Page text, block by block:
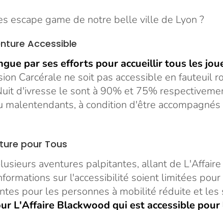
escape game de notre belle ville de Lyon ?
Accessible
par ses efforts pour accueillir tous les
Carcérale ne soit pas accessible en fauteuil
d'ivresse le sont à 90% et 75%
malentendants, à condition d'être
pour Tous
aventures palpitantes, allant de L'Affaire
sur l'accessibilité soient limitées
pour les personnes à mobilité réduite et les
L'Affaire Blackwood qui est accessible